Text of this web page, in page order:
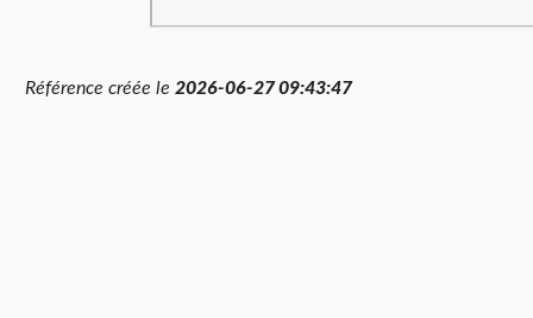
Référence créée le 2026-06-27 09:43:47